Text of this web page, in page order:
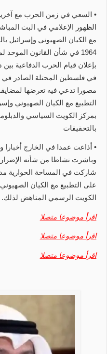
• السعي في زمن الحرب مع
الظهور الإعلامي في البث
1964 في شأن القانون
بإعلان قيام الحرب الدفاعية
مصورا تدعي فيه تعرضها
التطبيع مع الكيان الصهيوني
بمركز الكويت السياسي
بالتحقيقات
• أذاعت عمدا في الخارج أخبارا
وباشرت نشاطا من شأنه الإضرار
شاركت في المساحة الحوارية
على التطبيع مع الكيان
الكويت الرسمي المناهض لذلك.
اقرأ موضوعا متصلا
اقرأ موضوعا متصلا
اقرأ موضوعا متصلا